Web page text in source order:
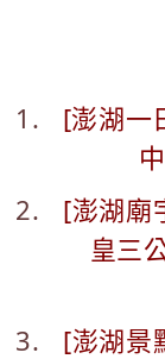
[澎湖一
[澎湖廟
皇三
[澎湖景